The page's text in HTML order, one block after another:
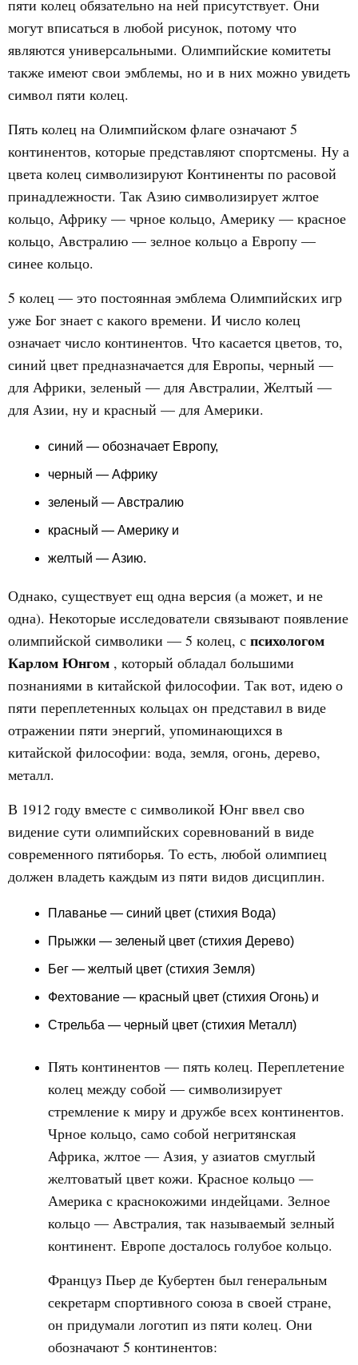
пяти колец обязательно на ней присутствует. Они
могут вписаться в любой рисунок, потому что
являются универсальными. Олимпийские комитеты
также имеют свои эмблемы, но и в них можно увидеть
символ пяти колец.
Пять колец на Олимпийском флаге означают 5
континентов, которые представляют спортсмены. Ну а
цвета колец символизируют Континенты по расовой
принадлежности. Так Азию символизирует жлтое
кольцо, Африку — чрное кольцо, Америку — красное
кольцо, Австралию — зелное кольцо а Европу —
синее кольцо.
5 колец — это постоянная эмблема Олимпийских игр
уже Бог знает с какого времени. И число колец
означает число континентов. Что касается цветов, то,
синий цвет предназначается для Европы, черный —
для Африки, зеленый — для Австралии, Желтый —
для Азии, ну и красный — для Америки.
синий — обозначает Европу,
черный — Африку
зеленый — Австралию
красный — Америку и
желтый — Азию.
Однако, существует ещ одна версия (а может, и не
одна). Некоторые исследователи связывают появление
олимпийской символики — 5 колец, с психологом
Карлом Юнгом , который обладал большими
познаниями в китайской философии. Так вот, идею о
пяти переплетенных кольцах он представил в виде
отражении пяти энергий, упоминающихся в
китайской философии: вода, земля, огонь, дерево,
металл.
В 1912 году вместе с символикой Юнг ввел сво
видение сути олимпийских соревнований в виде
современного пятиборья. То есть, любой олимпиец
должен владеть каждым из пяти видов дисциплин.
Плаванье — синий цвет (стихия Вода)
Прыжки — зеленый цвет (стихия Дерево)
Бег — желтый цвет (стихия Земля)
Фехтование — красный цвет (стихия Огонь) и
Стрельба — черный цвет (стихия Металл)
Пять континентов — пять колец. Переплетение
колец между собой — символизирует
стремление к миру и дружбе всех континентов.
Чрное кольцо, само собой негритянская
Африка, жлтое — Азия, у азиатов смуглый
желтоватый цвет кожи. Красное кольцо —
Америка с краснокожими индейцами. Зелное
кольцо — Австралия, так называемый зелный
континент. Европе досталось голубое кольцо.
Француз Пьер де Кубертен был генеральным
секретарм спортивного союза в своей стране,
он придумали логотип из пяти колец. Они
обозначают 5 континентов: